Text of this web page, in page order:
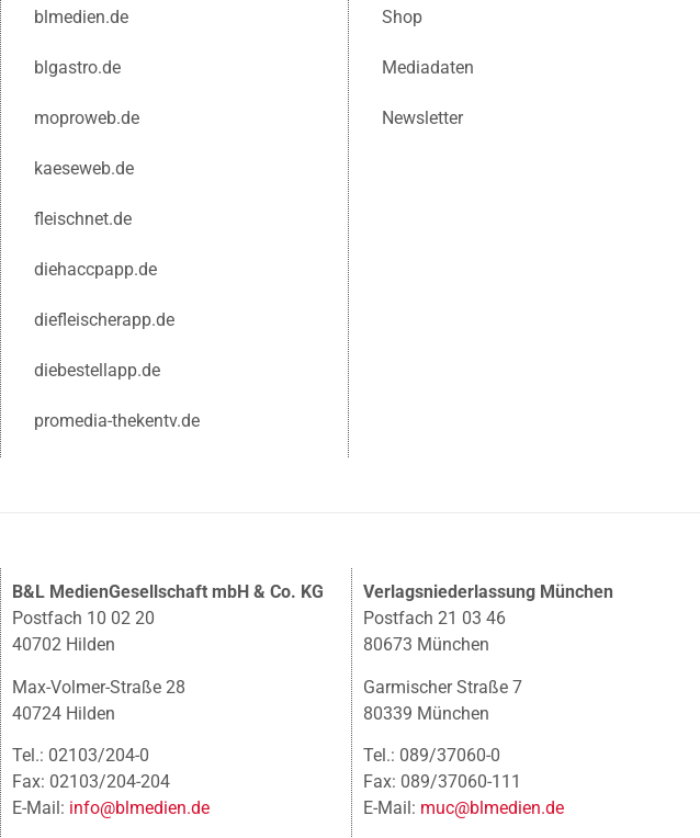
blmedien.de
blgastro.de
moproweb.de
kaeseweb.de
fleischnet.de
diehaccpapp.de
diefleischerapp.de
diebestellapp.de
promedia-thekentv.de
Shop
Mediadaten
Newsletter
B&L MedienGesellschaft mbH & Co. KG
Postfach 10 02 20
40702 Hilden
Max-Volmer-Straße 28
40724 Hilden
Tel.: 02103/204-0
Fax: 02103/204-204
E-Mail: info@blmedien.de
Verlagsniederlassung München
Postfach 21 03 46
80673 München
Garmischer Straße 7
80339 München
Tel.: 089/37060-0
Fax: 089/37060-111
E-Mail: muc@blmedien.de